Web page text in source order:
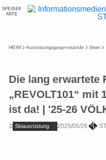
SPEISEK
ARTE
HEIM Ausrüstungsgegenstände Skier
Die lang erwartete
„REVOLT101“ mit
ist da! | '25-26
Skiausrüstung 2025/05/26